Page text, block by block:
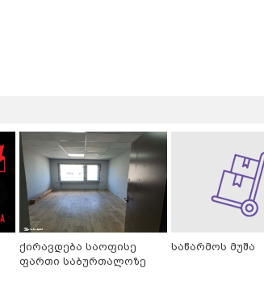
ქირავდება საოფისე
ფართი საბურთალოზე
საწარმოს მუშა